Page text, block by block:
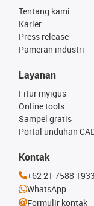
Tentang kami
Karier
Press release
Pameran industri
Layanan
Fitur myigus
Online tools
Sampel gratis
Portal unduhan
Kontak
+62 21 7588 1933
WhatsApp
Formulir kontak